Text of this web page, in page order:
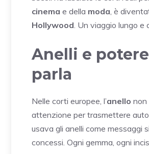
cinema e della moda , è
Hollywood . Un viaggio lungo
Anelli e
parla
Nelle corti europee, l’anello non
attenzione per trasmettere
usava gli anelli come messaggi
concessi. Ogni gemma, ogni